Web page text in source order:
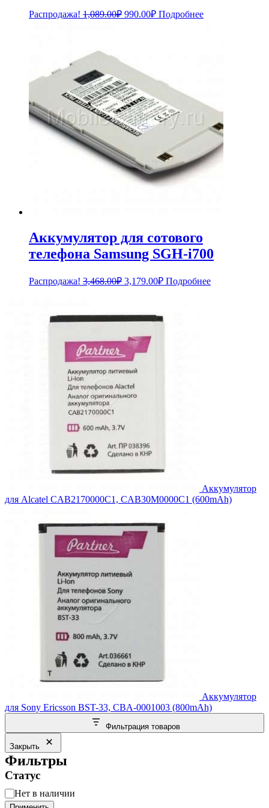
Распродажа! 1,089.00₽ Первоначальная
990.00₽Текущая
Подробнее
Аккумулятор для сотового
телефона Samsung SGH-i700
Распродажа! 3,468.00₽ Первоначальная
3,468.00₽.
3,179.00₽Текущая
цена:
Подробнее
Аккумулятор
для Alcatel CAB2170000C1, CAB30M0000C1 (600mAh)
Аккумулятор
для Sony Ericsson BST-33, CBA-0001003 (800mAh)
Фильтрация товаров
Закрыть
Фильтры
Статус
Статус
Нет в наличии